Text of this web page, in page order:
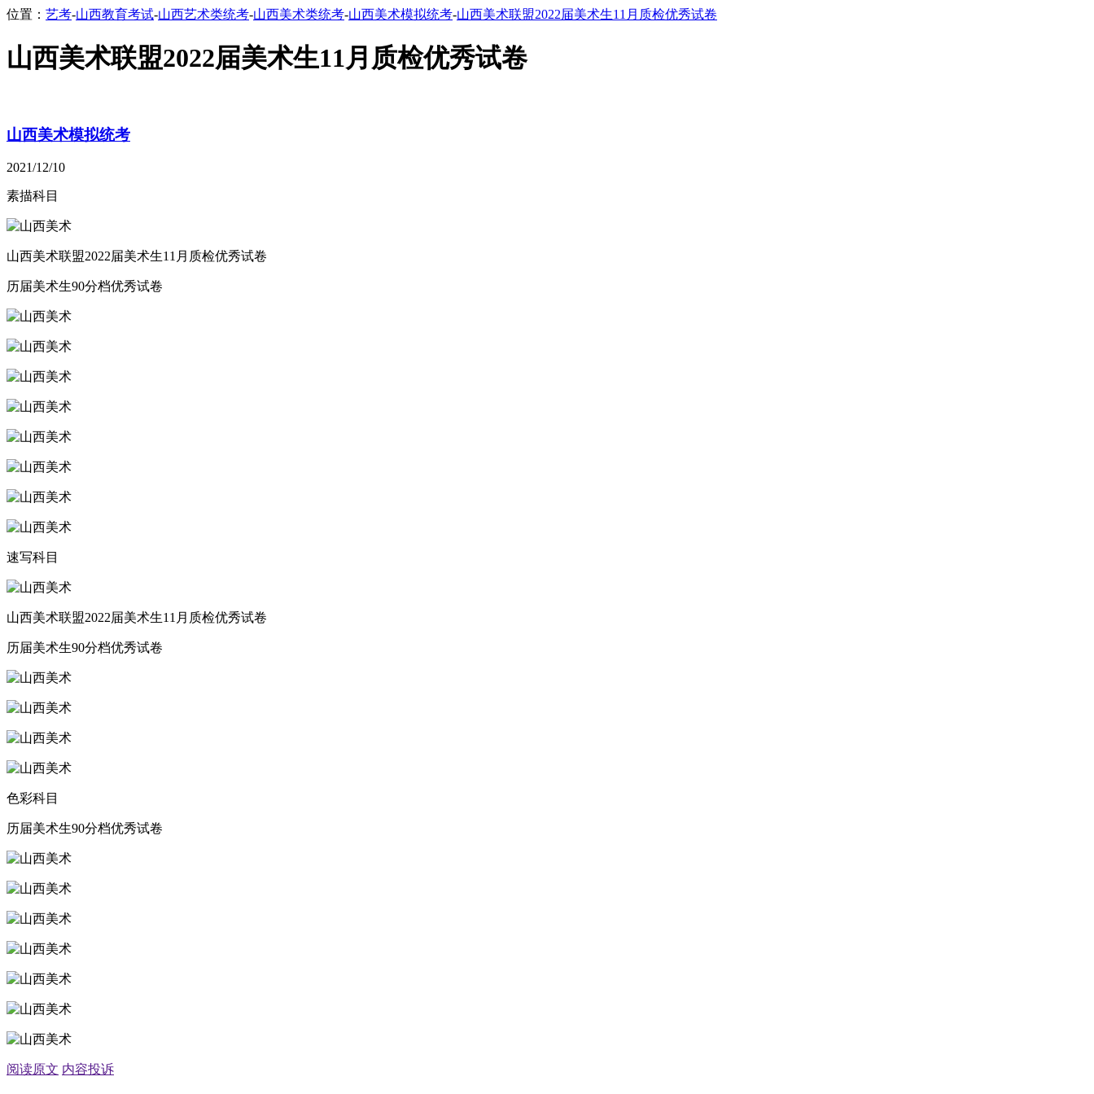
位置： 艺考-山西教育考试-山西艺术类统考-山西美术类统考-山西美术模拟统考-山西美术联盟2022届美术生11月质检优秀试卷
山西美术联盟2022届美术生11月质检优秀试卷
山西美术模拟统考
2021/12/10
素描科目
山西美术联盟2022届美术生11月质检优秀试卷
历届美术生90分档优秀试卷
速写科目
山西美术联盟2022届美术生11月质检优秀试卷
历届美术生90分档优秀试卷
色彩科目
历届美术生90分档优秀试卷
阅读原文 内容投诉